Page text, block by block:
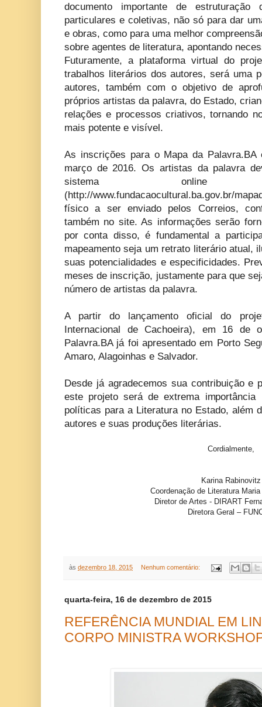
documento importante de
particulares e coletivas, não só para dar
e obras, como para uma melhor
sobre agentes de literatura, apontando
Futuramente, a plataforma virtual do
trabalhos literários dos autores, será uma
autores, também com o objetivo de
próprios artistas da palavra, do Estado,
relações e processos criativos, tornando
mais potente e visível.
As inscrições para o Mapa da
março de 2016. Os artistas da palavra
sistema
(http://www.fundacaocultural.ba.gov.br/
físico a ser enviado pelos Correios,
também no site. As informações serão
por conta disso, é fundamental a
mapeamento seja um retrato literário atual,
suas potencialidades e especificidades.
meses de inscrição, justamente para que
número de artistas da palavra.
A partir do lançamento oficial do
Internacional de Cachoeira), em 16 de
Palavra.BA já foi apresentado em Porto
Amaro, Alagoinhas e Salvador.
Desde já agradecemos sua contribuição e
este projeto será de extrema
políticas para a Literatura no Estado, além
autores e suas produções literárias.
Cordialmente,
Karina Rabinovitz
Coordenação de Literatura
Diretor de Artes - DIRART
Diretora Geral –
às dezembro 18, 2015 Nenhum comentário:
quarta-feira, 16 de dezembro de 2015
REFERÊNCIA MUNDIAL EM
CORPO MINISTRA